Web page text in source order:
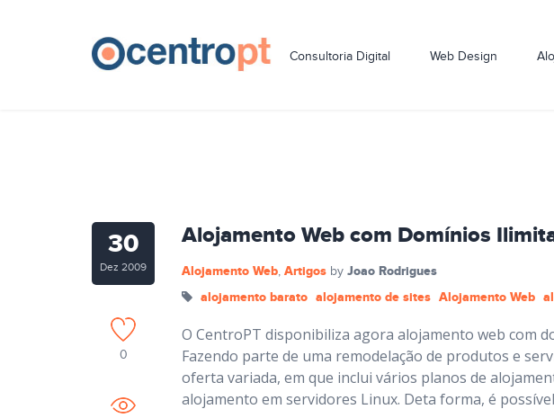
Consultoria Digital Web Design
30
Dez 2009
0
Alojamento Web com Domínios
Alojamento Web, Artigos by Joao Rodrigues
alojamento barato alojamento de sites Alojamento Web
O CentroPT disponibiliza agora alojamento web com
Fazendo parte de uma remodelação de produtos e
oferta variada, em que inclui vários planos de
alojamento em servidores Linux. Deta forma, é